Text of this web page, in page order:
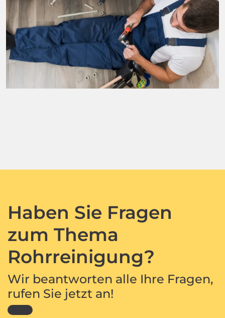
Haben Sie Fragen
zum Thema
Rohrreinigung?
Wir beantworten alle Ihre Fragen,
rufen Sie jetzt an!